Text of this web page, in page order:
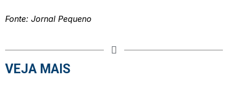
Fonte: Jornal Pequeno
VEJA MAIS